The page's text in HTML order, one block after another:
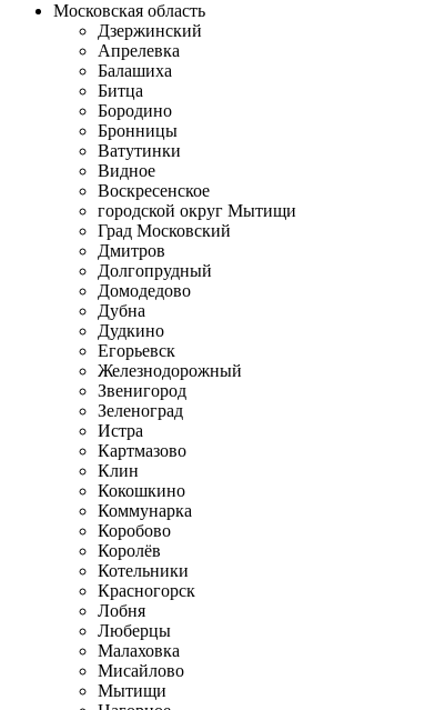
Московская область
Дзержинский
Апрелевка
Балашиха
Битца
Бородино
Бронницы
Ватутинки
Видное
Воскресенское
городской округ Мытищи
Град Московский
Дмитров
Долгопрудный
Домодедово
Дубна
Дудкино
Егорьевск
Железнодорожный
Звенигород
Зеленоград
Истра
Картмазово
Клин
Кокошкино
Коммунарка
Коробово
Королёв
Котельники
Красногорск
Лобня
Люберцы
Малаховка
Мисайлово
Мытищи